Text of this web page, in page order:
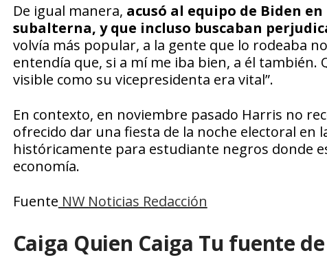
De igual manera, acusó al equipo de Biden
subalterna, y que incluso buscaban
volvía más popular, a la gente que lo rodeaba
entendía que, si a mí me iba bien, a él también.
visible como su vicepresidenta era vital”.
En contexto, en noviembre pasado Harris no
ofrecido dar una fiesta de la noche electoral en
históricamente para estudiante negros donde
economía.
Fuente NW Noticias Redacción
Caiga Quien Caiga Tu fuente